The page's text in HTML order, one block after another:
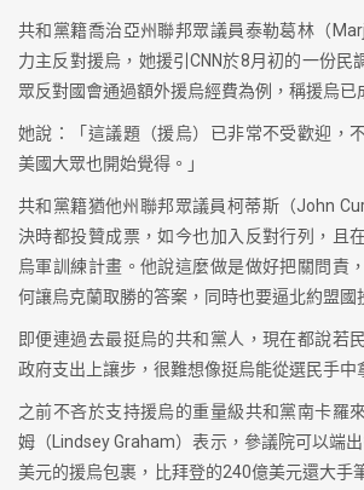
共和黨籍喬治亞州聯邦眾議員泰勒葛林（
力主反對援烏，她援引CNN於8月初的一份民
眾反對國會通過額外援烏經費為例，稱援烏已
她說：「這議題（援烏）已非常不受歡迎，
美國大眾也開始覺得。」
共和黨籍猶他州聯邦眾議員柯蒂斯（John
決時都投贊成票，如今也加入反對行列，且
烏軍訓練計畫。他說這麼做是做好把關問責
何讓烏克蘭取勝的答案，同時也要逼北約盟國
即便連過去最挺烏的共和黨人，現在都說若
政府支出上讓步，很難想像挺烏能從選民手中
之前不吝於支持援烏的重量級共和黨南卡羅
姆（Lindsey Graham）表示，參議院可以端
美元的援烏包裹，比拜登的240億美元還大手